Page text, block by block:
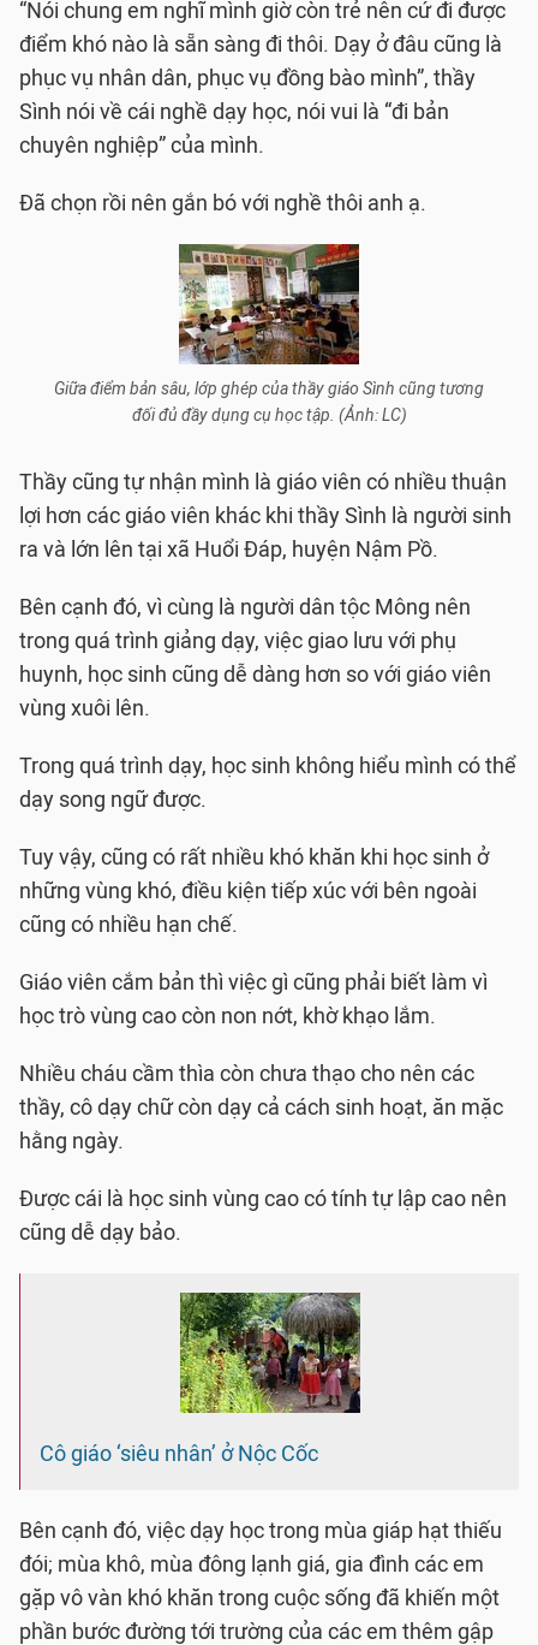
“Nói chung em nghĩ mình giờ còn trẻ nên cứ đi được
điểm khó nào là sẵn sàng đi thôi. Dạy ở đâu cũng là
phục vụ nhân dân, phục vụ đồng bào mình”, thầy
Sình nói về cái nghề dạy học, nói vui là “đi bản
chuyên nghiệp” của mình.
Đã chọn rồi nên gắn bó với nghề thôi anh ạ.
Giữa điểm bản sâu, lớp ghép của thầy giáo Sình cũng tương
đối đủ đầy dụng cụ học tập. (Ảnh: LC)
Thầy cũng tự nhận mình là giáo viên có nhiều thuận
lợi hơn các giáo viên khác khi thầy Sình là người sinh
ra và lớn lên tại xã Huổi Đáp, huyện Nậm Pồ.
Bên cạnh đó, vì cùng là người dân tộc Mông nên
trong quá trình giảng dạy, việc giao lưu với phụ
huynh, học sinh cũng dễ dàng hơn so với giáo viên
vùng xuôi lên.
Trong quá trình dạy, học sinh không hiểu mình có thể
dạy song ngữ được.
Tuy vậy, cũng có rất nhiều khó khăn khi học sinh ở
những vùng khó, điều kiện tiếp xúc với bên ngoài
cũng có nhiều hạn chế.
Giáo viên cắm bản thì việc gì cũng phải biết làm vì
học trò vùng cao còn non nớt, khờ khạo lắm.
Nhiều cháu cầm thìa còn chưa thạo cho nên các
thầy, cô dạy chữ còn dạy cả cách sinh hoạt, ăn mặc
hằng ngày.
Được cái là học sinh vùng cao có tính tự lập cao nên
cũng dễ dạy bảo.
Cô giáo ‘siêu nhân’ ở Nộc Cốc
Bên cạnh đó, việc dạy học trong mùa giáp hạt thiếu
đói; mùa khô, mùa đông lạnh giá, gia đình các em
gặp vô vàn khó khăn trong cuộc sống đã khiến một
phần bước đường tới trường của các em thêm gập